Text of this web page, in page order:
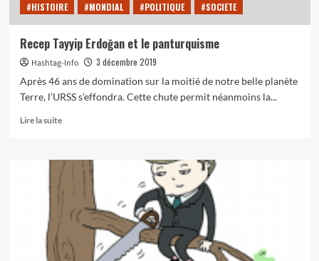
#HISTOIRE #MONDIAL #POLITIQUE #SOCIETE
Recep Tayyip Erdoğan et le panturquisme
Hashtag-Info
3 décembre 2019
Après 46 ans de domination sur la moitié de notre belle planète
Terre, l’URSS s’effondra. Cette chute permit néanmoins la...
Lire la suiteEn
sur
Recep
Erdoğan
panturquisme